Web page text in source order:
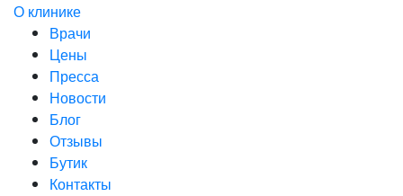
О клинике
Врачи
Цены
Пресса
Новости
Блог
Отзывы
Бутик
Контакты